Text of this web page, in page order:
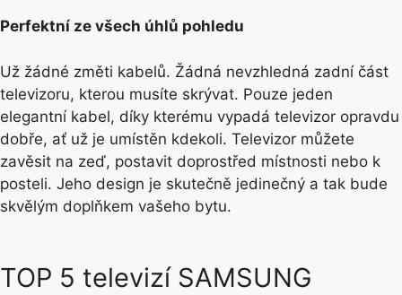
Perfektní ze všech úhlů pohledu
Už žádné změti kabelů. Žádná nevzhledná zadní část
televizoru, kterou musíte skrývat. Pouze jeden
elegantní kabel, díky kterému vypadá televizor opravdu
dobře, ať už je umístěn kdekoli. Televizor můžete
zavěsit na zeď, postavit doprostřed místnosti nebo k
posteli. Jeho design je skutečně jedinečný a tak bude
skvělým doplňkem vašeho bytu.
TOP 5 televizí SAMSUNG